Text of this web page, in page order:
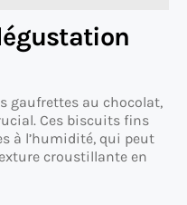
gaufrettes au chocolat,
Ces biscuits fins
à l’humidité, qui peut
croustillante en